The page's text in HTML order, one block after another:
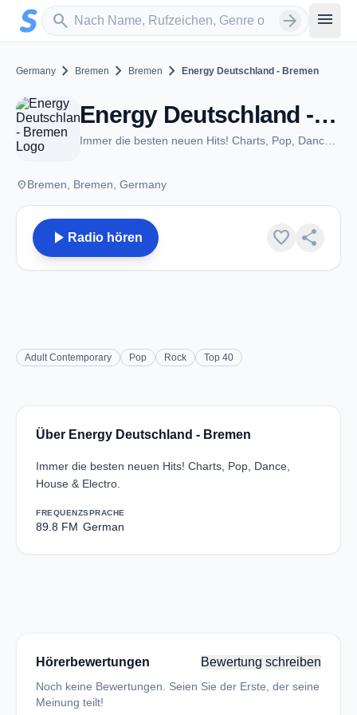
Zum Hauptinhalt springen
search
Sender suchen arrow_forward menu
Germany chevron_right Bremen chevron_right Bremen chevron_right Energy Deutschland - Bremen
Energy Deutschland - Bremen - FM 89.8 - Bremen
placeBremen, Bremen, Germany
play_arrow Radio hören favorite share
Adult Contemporary Pop Rock Top 40
Über Energy Deutschland - Bremen
Immer die besten neuen Hits! Charts, Pop, Dance,
House & Electro.
FREQUENZ
89.8 FM
SPRACHE
German
Hörerbewertungen Bewertung schreiben
Noch keine Bewertungen. Seien Sie der Erste, der seine
Meinung teilt!